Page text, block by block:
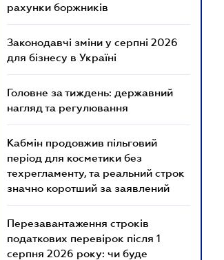
рахунки боржників
Законодавчі зміни у серпні 2026
для бізнесу в Україні
Головне за тиждень: державний
нагляд та регулювання
Кабмін продовжив пільговий
період для косметики без
техрегламенту, та реальний строк
значно коротший за заявлений
Перезавантаження строків
податкових перевірок після 1
серпня 2026 року: чи буде